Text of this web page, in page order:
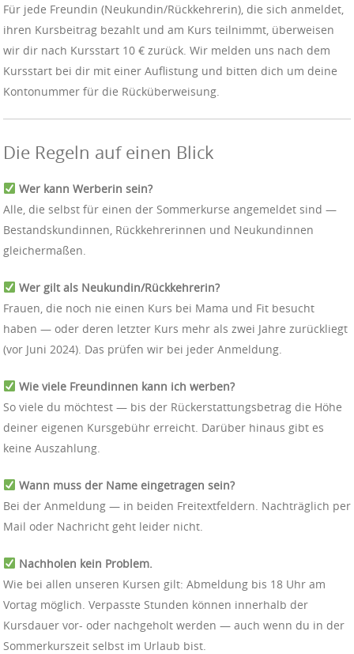
Für jede Freundin (Neukundin/Rückkehrerin), die sich anmeldet,
ihren Kursbeitrag bezahlt und am Kurs teilnimmt, überweisen
wir dir nach Kursstart 10 € zurück. Wir melden uns nach dem
Kursstart bei dir mit einer Auflistung und bitten dich um deine
Kontonummer für die Rücküberweisung.
Die Regeln auf einen Blick
Wer kann Werberin sein?
Alle, die selbst für einen der Sommerkurse angemeldet sind —
Bestandskundinnen, Rückkehrerinnen und Neukundinnen
gleichermaßen.
Wer gilt als Neukundin/Rückkehrerin?
Frauen, die noch nie einen Kurs bei Mama und Fit besucht
haben — oder deren letzter Kurs mehr als zwei Jahre zurückliegt
(vor Juni 2024). Das prüfen wir bei jeder Anmeldung.
Wie viele Freundinnen kann ich werben?
So viele du möchtest — bis der Rückerstattungsbetrag die Höhe
deiner eigenen Kursgebühr erreicht. Darüber hinaus gibt es
keine Auszahlung.
Wann muss der Name eingetragen sein?
Bei der Anmeldung — in beiden Freitextfeldern. Nachträglich per
Mail oder Nachricht geht leider nicht.
Nachholen kein Problem.
Wie bei allen unseren Kursen gilt: Abmeldung bis 18 Uhr am
Vortag möglich. Verpasste Stunden können innerhalb der
Kursdauer vor- oder nachgeholt werden — auch wenn du in der
Sommerkurszeit selbst im Urlaub bist.